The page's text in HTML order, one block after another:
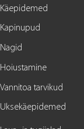
Käepidemed
Kapinupud
Nagid
Hoiustamine
Vannitoa tarvikud
Uksekäepidemed